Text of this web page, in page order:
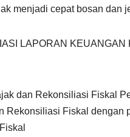
menjadi cepat bosan dan
LAPORAN KEUANGAN
dan Rekonsiliasi Fiskal
Rekonsiliasi Fiskal dengan